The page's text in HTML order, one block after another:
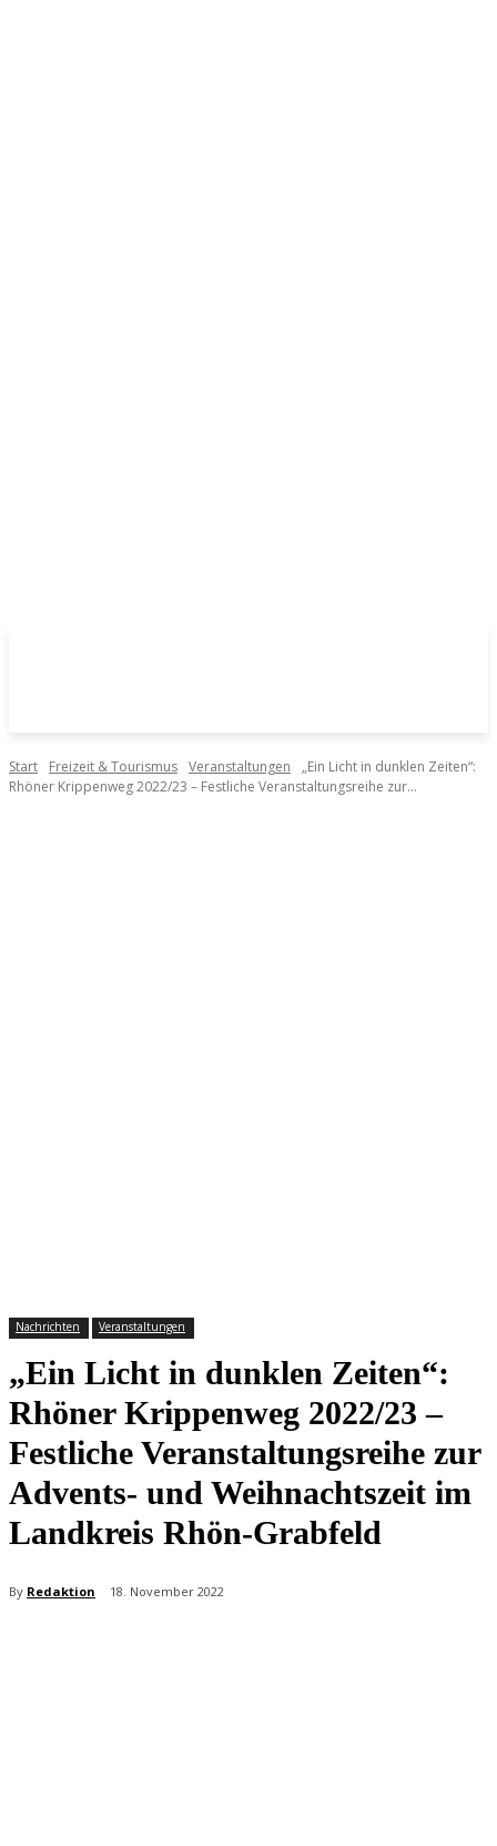
Start Freizeit & Tourismus Veranstaltungen
„Ein Licht in dunklen Zeiten“:
Rhöner Krippenweg 2022/23 – Festliche Veranstaltungsreihe zur...
Nachrichten Veranstaltungen
„Ein Licht in dunklen Zeiten“:
Rhöner Krippenweg 2022/23 –
Festliche Veranstaltungsreihe zur
Advents- und Weihnachtszeit im
Landkreis Rhön-Grabfeld
By Redaktion 18. November 2022